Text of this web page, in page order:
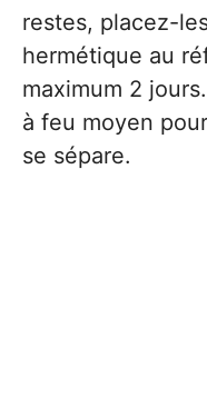
restes, placez-
hermétique au
maximum 2
à feu moyen
se sépare.